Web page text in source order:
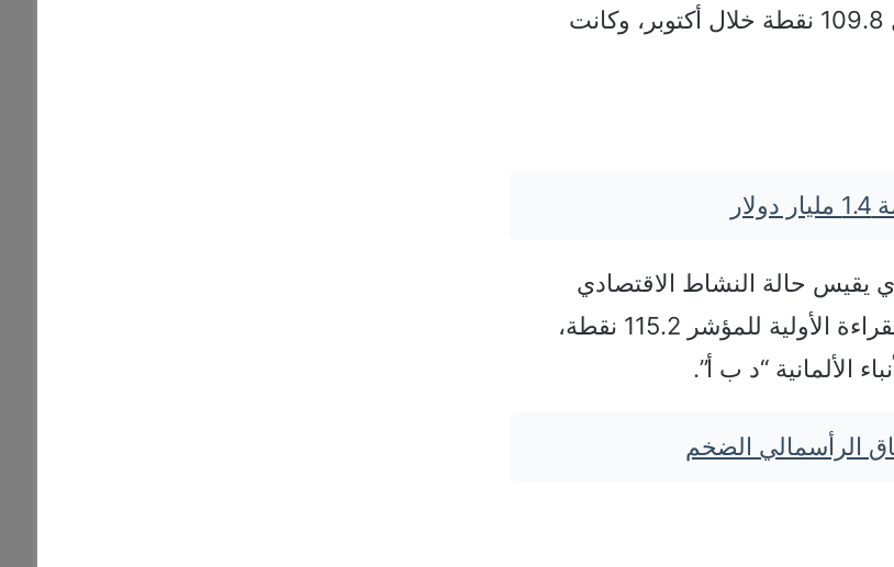
إلى 109.9 نقطة خلال نوفمبر الماضي، مقابل 109.8 نقطة خلال أكتوبر، وكانت
يقيس حالة النشاط الاقتصادي
الراهنة إلى 114.9 نقطة خلال نوفمبر، في حين كانت القراءة الأولية للمؤشر 115.2 نقطة،